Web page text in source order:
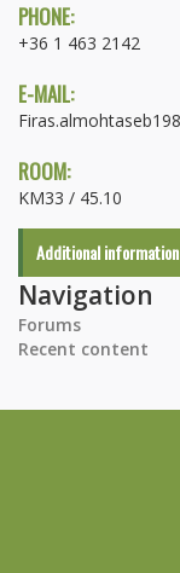
PHONE:
+36 1 463 2142
E-MAIL:
ROOM:
KM33 / 45.10
Additional information
Navigation
Forums
Recent content